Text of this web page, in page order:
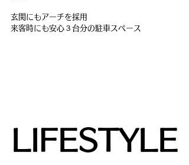
玄関にもアーチを採用
来客時にも安心３台分の駐車スペース
LIFESTYLE